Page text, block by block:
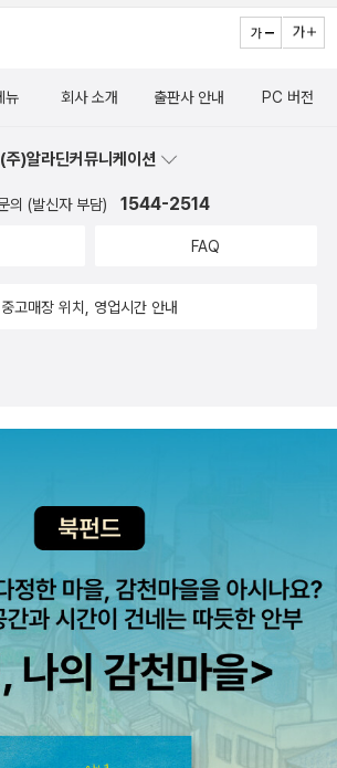
뉴 회사 소개 출판사 안내 PC 버전
(주)알라딘커뮤니케이션
의 (발신자 부담) 1544-2514
FAQ
중고매장 위치, 영업시간 안내